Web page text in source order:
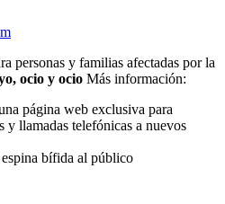
personas y familias afectadas por la
ocio y ocio Más información:
página web exclusiva para
y llamadas telefónicas a nuevos
bífida al público